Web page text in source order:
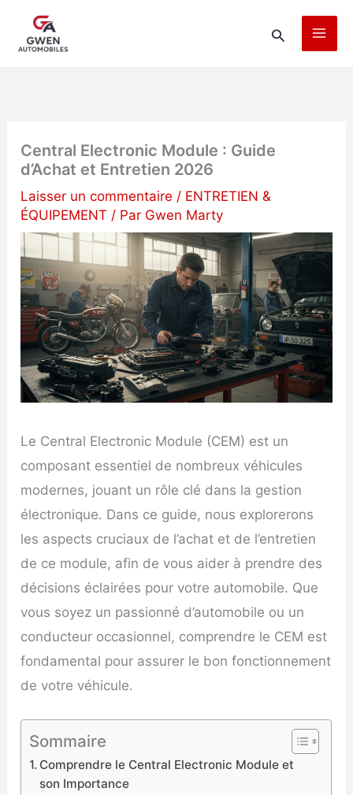
Rechercher
Central Electronic Module : Guide
d’Achat et Entretien 2026
Laisser un commentaire / ENTRETIEN &
ÉQUIPEMENT / Par Gwen Marty
Le Central Electronic Module (CEM) est un
composant essentiel de nombreux véhicules
modernes, jouant un rôle clé dans la gestion
électronique. Dans ce guide, nous explorerons
les aspects cruciaux de l’achat et de l’entretien
de ce module, afin de vous aider à prendre des
décisions éclairées pour votre automobile. Que
vous soyez un passionné d’automobile ou un
conducteur occasionnel, comprendre le CEM est
fondamental pour assurer le bon fonctionnement
de votre véhicule.
Sommaire
Comprendre le Central Electronic Module et
son Importance